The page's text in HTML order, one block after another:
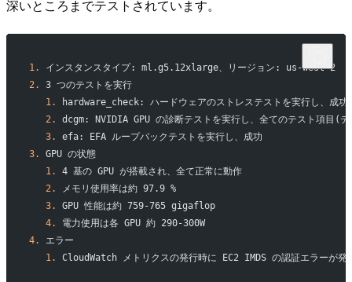
深いところまでテストされています。
1.
インスタンスタイプ: ml.g5.12xlarge、リージョン: us-west-2
2.
3 つのテストを実行
   1.
hardware_check: ハードウェアのストレステストを実行し、成功
   2.
dcgm: NVIDIA GPU の診断テストを実行し、全てのテスト項目(
   3.
efa: EFA ループバックテストを実行し、成功
3.
GPU の状態
   1.
4 基の GPU が搭載され、全て正常に動作
   2.
メモリ使用率は約 97.9 %
   3.
GPU 性能は約 759-765 gigaflop
   4.
電力使用は各 GPU 約 290-300W
4.
エラー
   1.
CloudWatch メトリクスの発行時に EC2 IMDS の認証エラーが発